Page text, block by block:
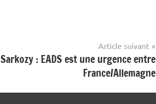
Article suivant
Sarkozy : EADS est une urgence entre
France/Allemagne